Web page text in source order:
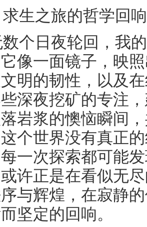
生之旅的哲学回
数个日夜轮回，我
像一面镜子，映
明的韧性，以及
深夜挖矿的专注
岩浆的懊恼瞬间
个世界没有真正
一次探索都可能
许正是在看似无
与辉煌，在寂静
坚定的回响。